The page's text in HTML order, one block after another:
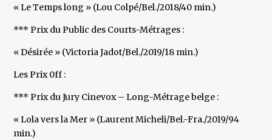
« Le Temps long » (Lou Colpé/Bel./2018/40 min.)
*** Prix du Public des Courts-Métrages :
« Désirée » (Victoria Jadot/Bel./2019/18 min.)
Les Prix 0ff :
*** Prix du Jury Cinevox – Long-Métrage belge :
« Lola vers la Mer » (Laurent Micheli/Bel.-Fra./2019/94
min.)